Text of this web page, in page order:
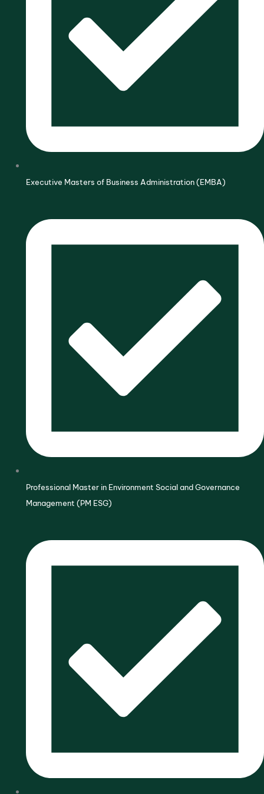
Executive Masters of Business Administration (EMBA)
Professional Master in Environment Social and Governance
Management (PM ESG)